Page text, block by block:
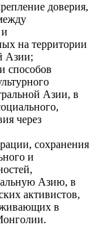
доверия,
на территории
Азии;
способов
Азии, в
через
сохранения
и
Азию, в
активистов,
в